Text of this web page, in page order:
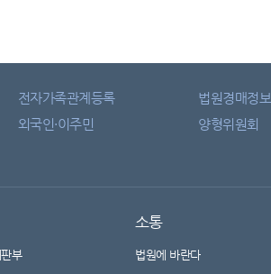
전자가족관계등록
법원경매정보
외국인·이주민
양형위원회
부
소통
법원에 바란다